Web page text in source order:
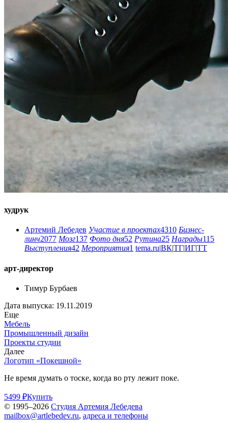
худрук
Артемий Лебедев Участие в проектах4310 Бизнес-
линч2077 Мозг137 Фото дня52 Рутина25 Награды115
Выступления42 Мероприятия1 tema.ru|ВК|ТГ|ИГ|ТТ
арт-директор
Тимур Бурбаев
Дата выпуска: 19.11.2019
Еще
Мебель
Промышленный дизайн
Проекты студии
Далее
Логотип «Покешной»
Не время думать о тоске, когда во рту лежит поке.
5499 ₽Купить
© 1995–2026 Студия Артемия Лебедева
mailbox@artlebedev.ru, адреса и телефоны